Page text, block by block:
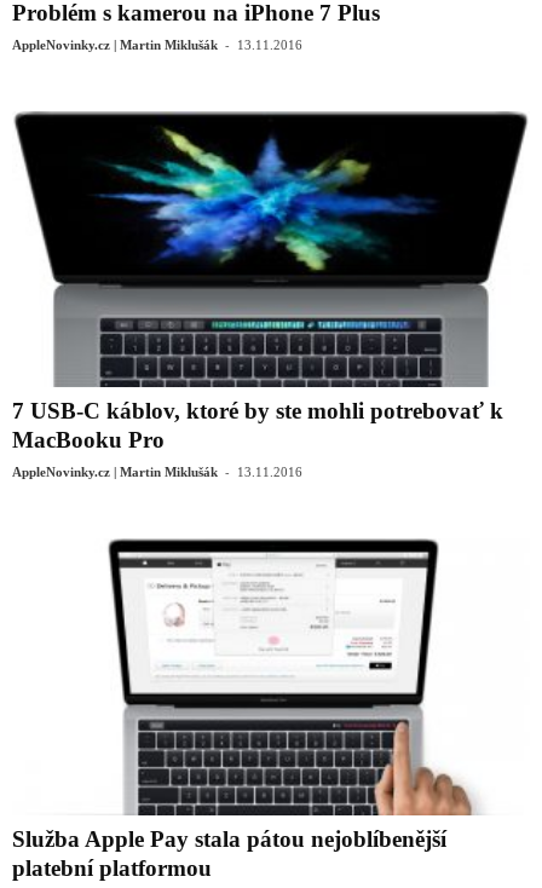
Problém s kamerou na iPhone 7 Plus
AppleNovinky.cz | Martin Miklušák - 13.11.2016
7 USB-C káblov, ktoré by ste mohli potrebovať k
MacBooku Pro
AppleNovinky.cz | Martin Miklušák - 13.11.2016
Služba Apple Pay stala pátou nejoblíbenější
platební platformou